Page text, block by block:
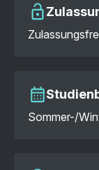
Sommer-/